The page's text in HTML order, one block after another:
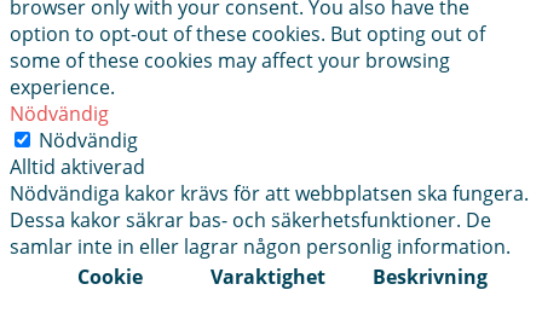
browser only with your consent. You also have the
option to opt-out of these cookies. But opting out of
some of these cookies may affect your browsing
experience.
Nödvändig
Nödvändig
Alltid aktiverad
Nödvändiga kakor krävs för att webbplatsen ska fungera.
Dessa kakor säkrar bas- och säkerhetsfunktioner. De
samlar inte in eller lagrar någon personlig information.
Cookie
Varaktighet Beskrivning